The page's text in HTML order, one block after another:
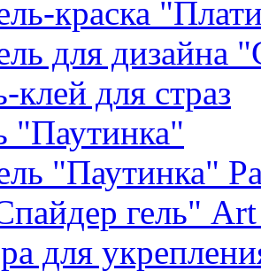
краска
для дизайна
клей для страз
"Паутинка"
"Паутинка"
гель"
для